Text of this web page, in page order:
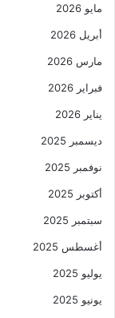
مايو 2026
أبريل 2026
مارس 2026
فبراير 2026
يناير 2026
ديسمبر 2025
نوفمبر 2025
أكتوبر 2025
سبتمبر 2025
أغسطس 2025
يوليو 2025
يونيو 2025